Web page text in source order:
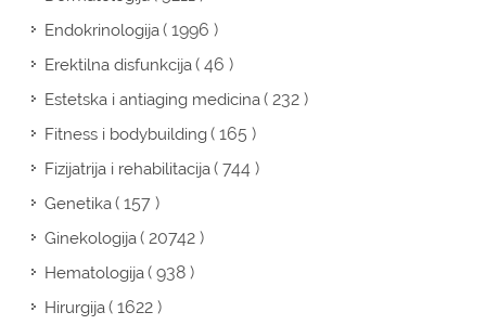
Endokrinologija( 1996 )
Erektilna disfunkcija( 46 )
Estetska i antiaging medicina( 232 )
Fitness i bodybuilding( 165 )
Fizijatrija i rehabilitacija( 744 )
Genetika( 157 )
Ginekologija( 20742 )
Hematologija( 938 )
Hirurgija( 1622 )